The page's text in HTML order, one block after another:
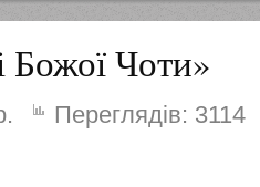
Божої Чоти»
Переглядів: 3114